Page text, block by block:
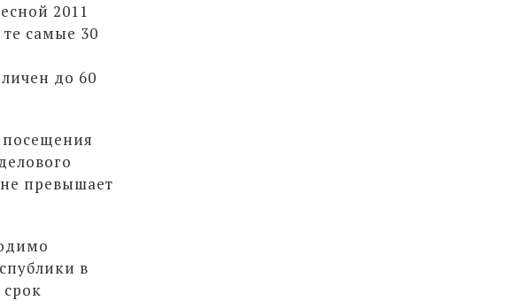
2011
самые 30
до 60
посещения
не превышает
в